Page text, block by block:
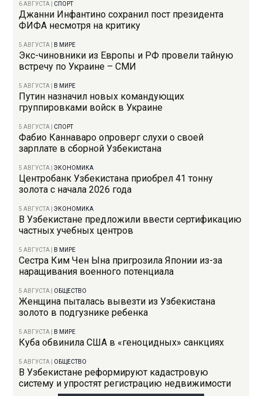
6 АВГУСТА СПОРТ
Джанни Инфантино сохранил пост президента
ФИФА несмотря на критику
5 АВГУСТА В МИРЕ
Экс-чиновники из Европы и РФ провели тайную
встречу по Украине – СМИ
5 АВГУСТА В МИРЕ
Путин назначил новых командующих
группировками войск в Украине
5 АВГУСТА СПОРТ
Фабио Каннаваро опроверг слухи о своей
зарплате в сборной Узбекистана
5 АВГУСТА |ЭКОНОМИКА
Центробанк Узбекистана приобрел 41 тонну
золота с начала 2026 года
5 АВГУСТА |ЭКОНОМИКА
В Узбекистане предложили ввести сертификацию
частных учебных центров
5 АВГУСТА В МИРЕ
Сестра Ким Чен Ына пригрозила Японии из-за
наращивания военного потенциала
5 АВГУСТА ОБЩЕСТВО
Женщина пыталась вывезти из Узбекистана
золото в подгузнике ребенка
5 АВГУСТА В МИРЕ
Куба обвинила США в «геноцидных» санкциях
5 АВГУСТА ОБЩЕСТВО
В Узбекистане реформируют кадастровую
систему и упростят регистрацию недвижимости